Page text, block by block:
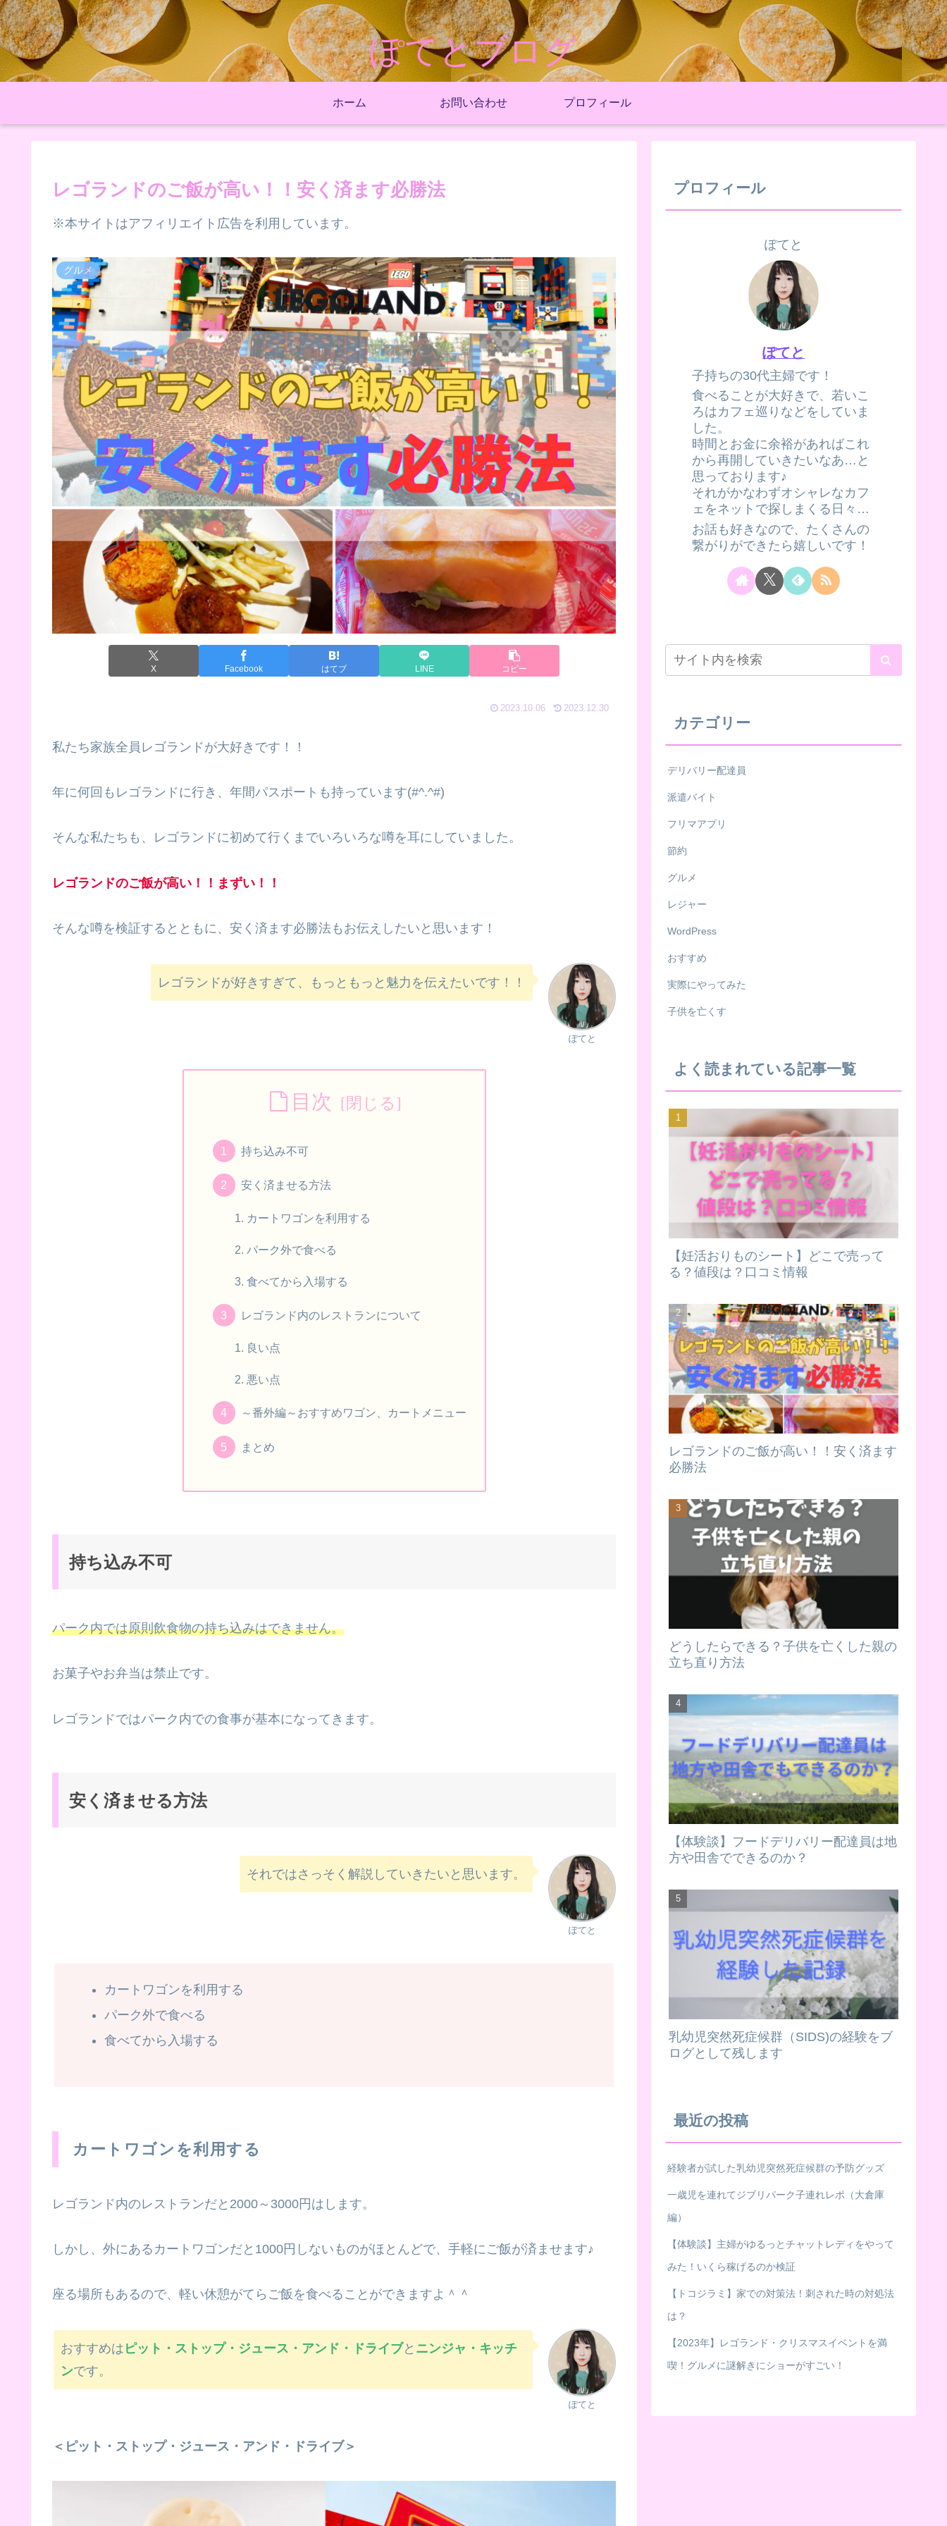
ぽてとブログ
ホーム お問い合わせ プロフィール
レゴランドのご飯が高い！！安く済ます必勝法
※本サイトはアフィリエイト広告を利用しています。
グルメ
X Facebook はてブ LINE コピー
2023.10.06 2023.12.30
私たち家族全員レゴランドが大好きです！！
年に何回もレゴランドに行き、年間パスポートも持っています(#^.^#)
そんな私たちも、レゴランドに初めて行くまでいろいろな噂を耳にしていました。
レゴランドのご飯が高い！！まずい！！
そんな噂を検証するとともに、安く済ます必勝法もお伝えしたいと思います！
ぽてと
レゴランドが好きすぎて、もっともっと魅力を伝えたいです！！
目次
持ち込み不可
安く済ませる方法
カートワゴンを利用する
パーク外で食べる
食べてから入場する
レゴランド内のレストランについて
良い点
悪い点
～番外編～おすすめワゴン、カートメニュー
まとめ
持ち込み不可
パーク内では原則飲食物の持ち込みはできません。
お菓子やお弁当は禁止です。
レゴランドではパーク内での食事が基本になってきます。
安く済ませる方法
ぽてと
それではさっそく解説していきたいと思います。
カートワゴンを利用する
パーク外で食べる
食べてから入場する
カートワゴンを利用する
レゴランド内のレストランだと2000～3000円はします。
しかし、外にあるカートワゴンだと1000円しないものがほとんどで、手軽にご飯が済ませます♪
座る場所もあるので、軽い休憩がてらご飯を食べることができますよ＾＾
ぽてと
おすすめは ピット・ストップ・ジュース・アンド・ドライブと ニンジャ・キッチ
ンです。
＜ピット・ストップ・ジュース・アンド・ドライブ＞
プロフィール
ぽてと
ぽてと
子持ちの30代主婦です！
食べることが大好きで、若いこ
ろはカフェ巡りなどをしていま
した。
時間とお金に余裕があればこれ
から再開していきたいなあ…と
思っております♪
それがかなわずオシャレなカフ
ェをネットで探しまくる日々…
お話も好きなので、たくさんの
繋がりができたら嬉しいです！
カテゴリー
デリバリー配達員
派遣バイト
フリマアプリ
節約
グルメ
レジャー
WordPress
おすすめ
実際にやってみた
子供を亡くす
よく読まれている記事一覧
【妊活おりものシート】どこで売って
る？値段は？口コミ情報
レゴランドのご飯が高い！！安く済ます
必勝法
どうしたらできる？子供を亡くした親の
立ち直り方法
【体験談】フードデリバリー配達員は地
方や田舎でできるのか？
乳幼児突然死症候群（SIDS)の経験をブ
ログとして残します
最近の投稿
経験者が試した乳幼児突然死症候群の予防グッズ
一歳児を連れてジブリパーク子連れレポ（大倉庫
編）
【体験談】主婦がゆるっとチャットレディをやって
みた！いくら稼げるのか検証
【トコジラミ】家での対策法！刺された時の対処法
は？
【2023年】レゴランド・クリスマスイベントを満
喫！グルメに謎解きにショーがすごい！